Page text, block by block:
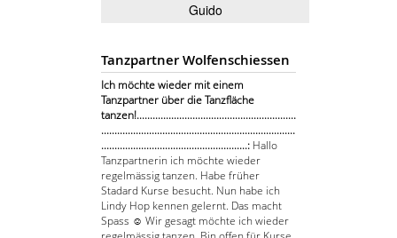
Guido
Tanzpartner Wolfenschiessen
Ich möchte wieder mit einem
Tanzpartner über die Tanzfläche
tanzen!............................................................
.........................................................................
.......................................................: Hallo
Tanzpartnerin ich möchte wieder
regelmässig tanzen. Habe früher
Stadard Kurse besucht. Nun habe ich
Lindy Hop kennen gelernt. Das macht
Spass ☺ Wir gesagt möchte ich wieder